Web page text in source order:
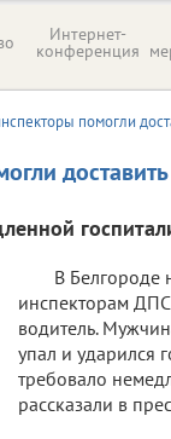
Интернет-
конференция
помогли
В Белгороде
инспекторам
водитель.
упал и ударился
требовало
рассказали в